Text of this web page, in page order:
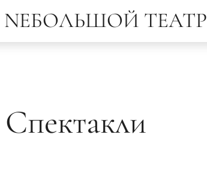
NЕБОЛЬШОЙ ТЕАТР
Спектакли